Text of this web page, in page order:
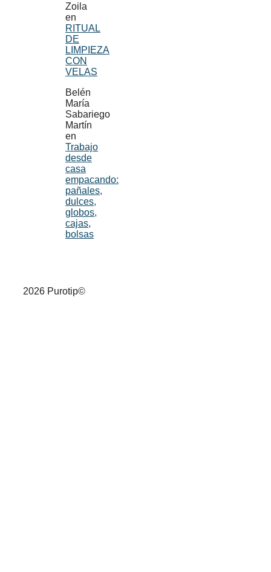
Zoila
en
RITUAL
DE
LIMPIEZA
CON
VELAS
Belén
María
Sabariego
Martín
en
Trabajo
desde
casa
empacando:
pañales,
dulces,
globos,
cajas,
bolsas
2026 Purotip©